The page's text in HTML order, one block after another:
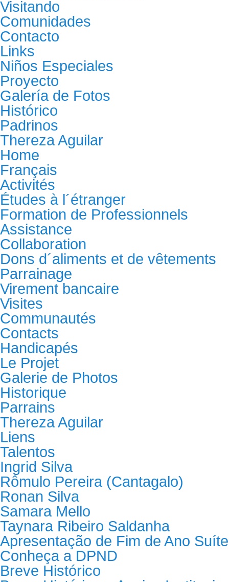
Visitando
Comunidades
Contacto
Links
Niños Especiales
Proyecto
Galería de Fotos
Histórico
Padrinos
Thereza Aguilar
Home
Français
Activités
Études à l´étranger
Formation de Professionnels
Assistance
Collaboration
Dons d´aliments et de vêtements
Parrainage
Virement bancaire
Visites
Communautés
Contacts
Handicapés
Le Projet
Galerie de Photos
Historique
Parrains
Thereza Aguilar
Liens
Talentos
Ingrid Silva
Rômulo Pereira (Cantagalo)
Ronan Silva
Samara Mello
Taynara Ribeiro Saldanha
Apresentação de Fim de Ano
Conheça a DPND
Breve Histórico